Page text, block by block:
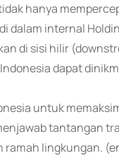
hanya
dalam internal
di sisi hilir
dapat
untuk
tantangan
ramah lingkungan.